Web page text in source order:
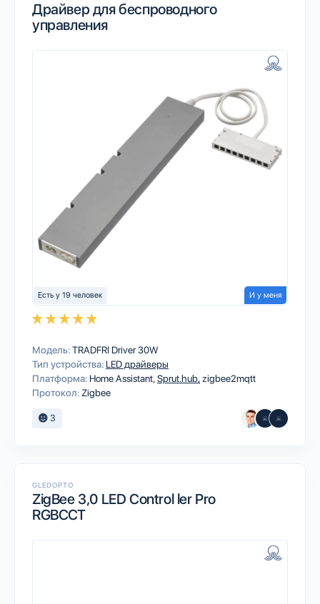
Драйвер для беспроводного
управления
Есть у 19 человек И у меня
Модель:TRADFRI Driver 30W
Тип устройства: LED драйверы
Платформа: Home AssistantSprut.hubzigbee2mqtt
Протокол: Zigbee
3
GLEDOPTO
ZigBee 3,0 LED Control ler Pro
RGBCCT